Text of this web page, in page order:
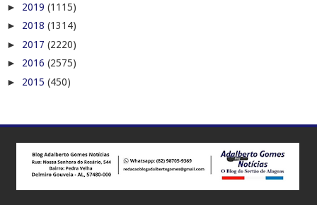
► 2019 (1115)
► 2018 (1314)
► 2017 (2220)
► 2016 (2575)
► 2015 (450)